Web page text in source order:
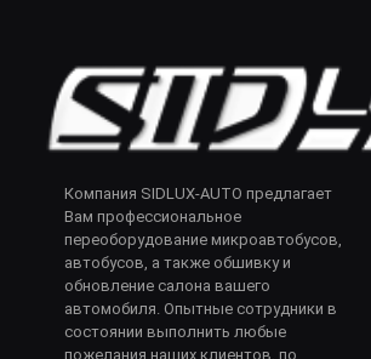
Компания SIDLUX-AUTO предлагает
Вам профессиональное
переоборудование микроавтобусов,
автобусов, а также обшивку и
обновление салона вашего
автомобиля. Опытные сотрудники в
состоянии выполнить любые
пожелания наших клиентов, по